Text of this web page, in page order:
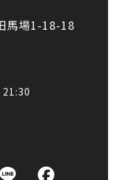
馬場1-18-18